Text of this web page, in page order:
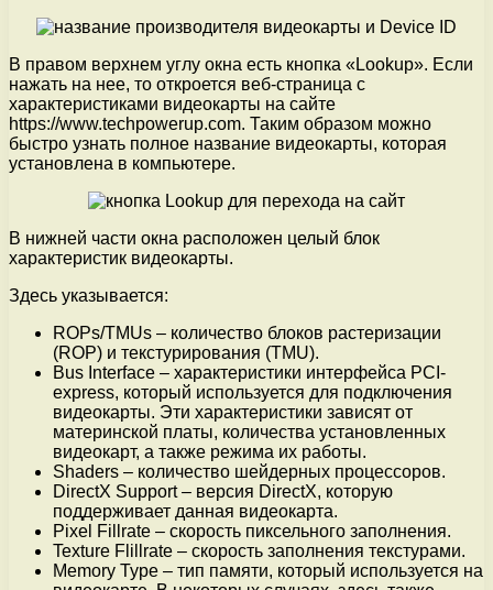
В правом верхнем углу окна есть кнопка «Lookup». Если
нажать на нее, то откроется веб-страница с
характеристиками видеокарты на сайте
https://www.techpowerup.com. Таким образом можно
быстро узнать полное название видеокарты, которая
установлена в компьютере.
В нижней части окна расположен целый блок
характеристик видеокарты.
Здесь указывается:
ROPs/TMUs – количество блоков растеризации
(ROP) и текстурирования (TMU).
Bus Interface – характеристики интерфейса PCI-
express, который используется для подключения
видеокарты. Эти характеристики зависят от
материнской платы, количества установленных
видеокарт, а также режима их работы.
Shaders – количество шейдерных процессоров.
DirectX Support – версия DirectX, которую
поддерживает данная видеокарта.
Pixel Fillrate – скорость пиксельного заполнения.
Texture Flillrate – скорость заполнения текстурами.
Memory Type – тип памяти, который используется на